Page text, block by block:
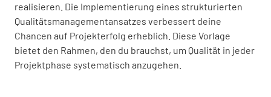
realisieren. Die Implementierung eines strukturierten
Qualitätsmanagementansatzes verbessert deine
Chancen auf Projekterfolg erheblich. Diese Vorlage
bietet den Rahmen, den du brauchst, um Qualität in jeder
Projektphase systematisch anzugehen.
Qualitätsziele des Projekts definieren